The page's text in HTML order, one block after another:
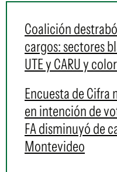
Coalición
cargos: sectores
UTE y CARU y
Encuesta de Cifra
en intención de
FA disminuyó de
Montevideo